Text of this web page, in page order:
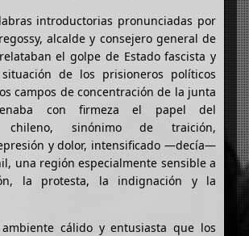
introductorias pronunciadas por
alcalde y consejero general de
el golpe de Estado fascista y
de los prisioneros políticos
campos de concentración de la junta
con firmeza el papel del
chileno, sinónimo de traición,
y dolor, intensificado —decía—
una región especialmente sensible a
la protesta, la indignación y la
cálido y entusiasta que los